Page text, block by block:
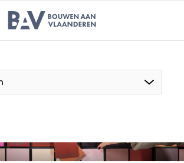
Vlaanderen | Platform voor de bouw
aanmelden